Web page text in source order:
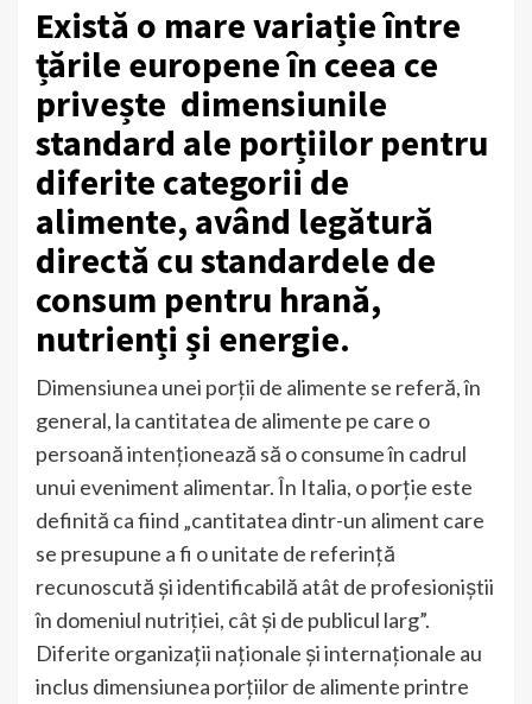
Există o mare variație între
țările europene în ceea ce
privește dimensiunile
standard ale porțiilor pentru
diferite categorii de
alimente, având legătură
directă cu standardele de
consum pentru hrană,
nutrienți și energie.
Dimensiunea unei porții de alimente se referă, în
general, la cantitatea de alimente pe care o
persoană intenționează să o consume în cadrul
unui eveniment alimentar. În Italia, o porție este
definită ca fiind „cantitatea dintr-un aliment care
se presupune a fi o unitate de referință
recunoscută și identificabilă atât de profesioniștii
în domeniul nutriției, cât și de publicul larg”.
Diferite organizații naționale și internaționale au
inclus dimensiunea porțiilor de alimente printre